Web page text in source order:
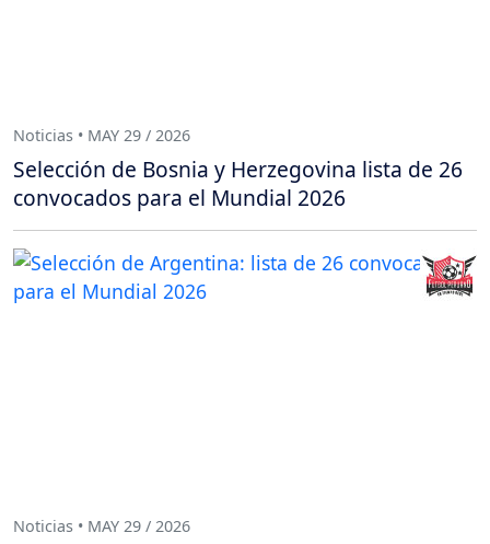
Noticias • MAY 29 / 2026
Selección de Bosnia y Herzegovina lista de 26
convocados para el Mundial 2026
Noticias • MAY 29 / 2026